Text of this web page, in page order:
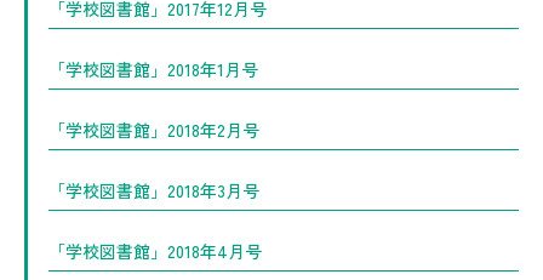
「学校図書館」2017年12月号
「学校図書館」2018年1月号
「学校図書館」2018年2月号
「学校図書館」2018年3月号
「学校図書館」2018年4月号